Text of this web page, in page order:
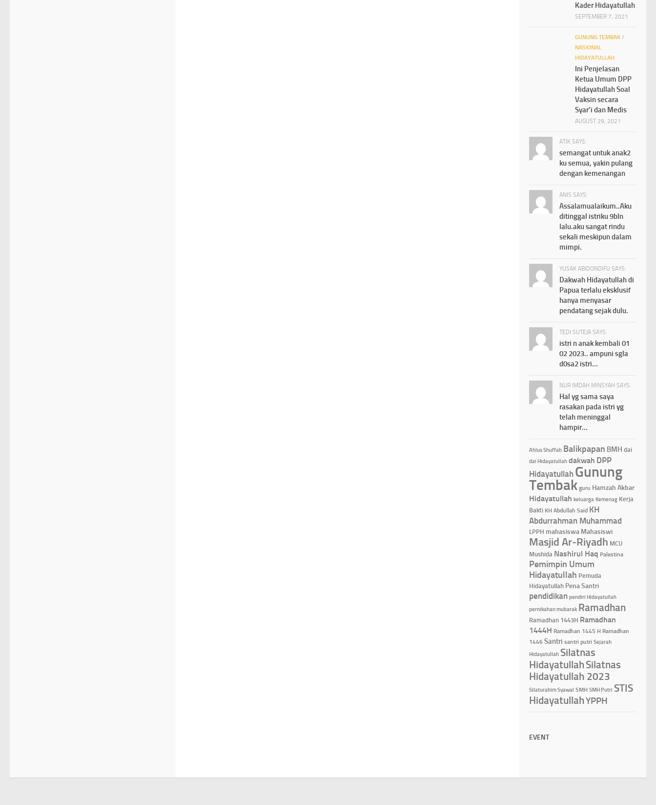
Kader Hidayatullah
SEPTEMBER 7, 2021
GUNUNG TEMBAK /
NASIONAL
HIDAYATULLAH
Ini Penjelasan
Ketua Umum DPP
Hidayatullah Soal
Vaksin secara
Syar’i dan Medis
AUGUST 29, 2021
ATIK SAYS:
semangat untuk anak2
ku semua, yakin pulang
dengan kemenangan
ANIS SAYS:
Assalamualaikum..Aku
ditinggal istriku 9bln
lalu.aku sangat rindu
sekali meskipun dalam
mimpi.
YUSAK ABIDONDIFU SAYS:
Dakwah Hidayatullah di
Papua terlalu eksklusif
hanya menyasar
pendatang sejak dulu.
TEDI SUTEJA SAYS:
istri n anak kembali 01
02 2023.. ampuni sgla
d0sa2 istri...
NUR IMDAH MINSYAH SAYS:
Hal yg sama saya
rasakan pada istri yg
telah meninggal
hampir...
Ahlus Shuffah Balikpapan BMH dai
dai Hidayatullah dakwah DPP
Hidayatullah Gunung
Tembak guru Hamzah Akbar
Hidayatullah keluarga Kemenag Kerja
Bakti KH Abdullah Said KH
Abdurrahman Muhammad
LPPH mahasiswa Mahasiswi
Masjid Ar-Riyadh MCU
Mushida Nashirul Haq Palestina
Pemimpin Umum
Hidayatullah Pemuda
Hidayatullah Pena Santri
pendidikan pendiri Hidayatullah
pernikahan mubarak Ramadhan
Ramadhan 1443H Ramadhan
1444H Ramadhan 1445 H Ramadhan
1446 Santri santri putri Sejarah
Hidayatullah Silatnas
HidayatullahSilatnas
Hidayatullah 2023
Silaturahim Syawal SMH SMH Putri STIS
HidayatullahYPPH
EVENT